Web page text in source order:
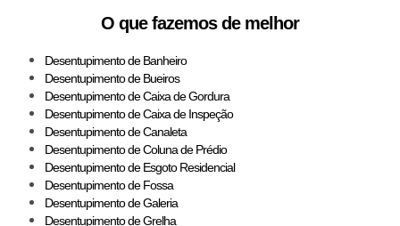
O que fazemos de melhor
Desentupimento de Banheiro
Desentupimento de Bueiros
Desentupimento de Caixa de Gordura
Desentupimento de Caixa de Inspeção
Desentupimento de Canaleta
Desentupimento de Coluna de Prédio
Desentupimento de Esgoto Residencial
Desentupimento de Fossa
Desentupimento de Galeria
Desentupimento de Grelha